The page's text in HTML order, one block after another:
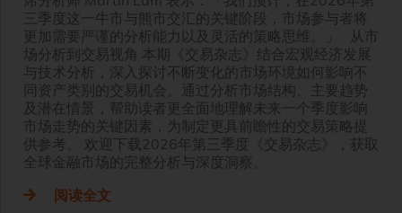
三季度这一牛市与熊市交汇的关键阶段，市场参与者将
更加需要严谨的分析能力以及灵活的策略思维。」 从市
场分析到交易视角 本期《交易杂志》结合宏观经济发展
与技术分析，深入探讨不断变化的市场环境如何影响不
同资产类别的交易机会。通过分析市场结构、主要趋势
及潜在情景，帮助读者更全面地理解未来一个季度影响
市场走势的关键因素，为制定更具前瞻性的交易策略提
供参考。 欢迎下载2026年第三季度《交易杂志》，获取
全球金融市场的完整分析与深度洞察。
阅读全文